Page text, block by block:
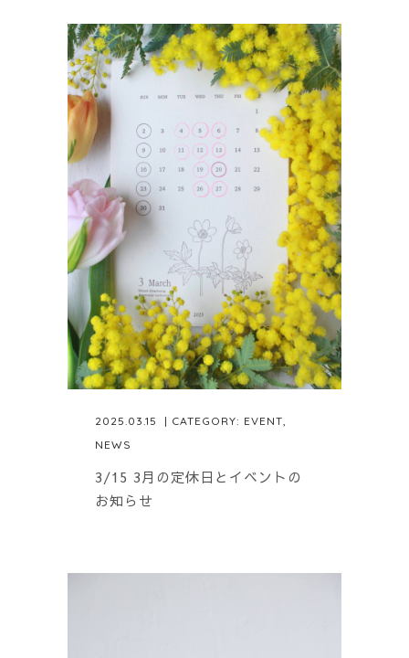
2025.03.15 | CATEGORY: EVENT,
NEWS
3/15 3月の定休日とイベントの
お知らせ